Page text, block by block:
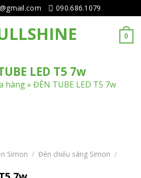
090.686.1079
0
LED T5 7w
hàng» ĐÈN TUBE LED T5 7w
Simon / Đèn chiếu sáng Simon /